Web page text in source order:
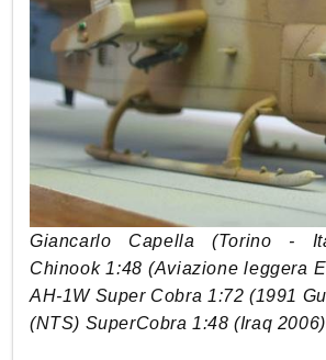
Giancarlo Capella (Torino -
Chinook 1:48 (Aviazione leggera
AH-1W Super Cobra 1:72 (1991
(NTS) SuperCobra 1:48 (Iraq 2006)